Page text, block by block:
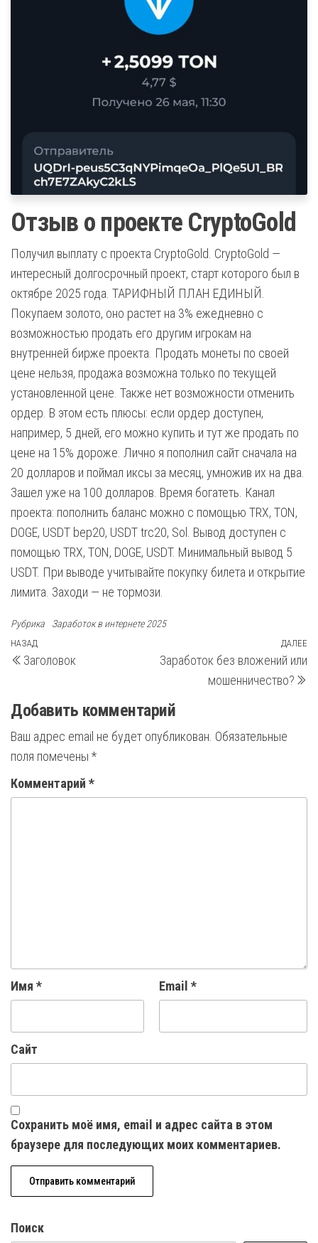
Отзыв о проекте CryptoGold
Получил выплату с проекта CryptoGold. CryptoGold —
интересный долгосрочный проект, старт которого был в
октябре 2025 года. ТАРИФНЫЙ ПЛАН ЕДИНЫЙ.
Покупаем золото, оно растет на 3% ежедневно с
возможностью продать его другим игрокам на
внутренней бирже проекта. Продать монеты по своей
цене нельзя, продажа возможна только по текущей
установленной цене. Также нет возможности отменить
ордер. В этом есть плюсы: если ордер доступен,
например, 5 дней, его можно купить и тут же продать по
цене на 15% дороже. Лично я пополнил сайт сначала на
20 долларов и поймал иксы за месяц, умножив их на два.
Зашел уже на 100 долларов. Время богатеть. Канал
проекта: пополнить баланс можно с помощью TRX, TON,
DOGE, USDT bep20, USDT trc20, Sol. Вывод доступен с
помощью TRX, TON, DOGE, USDT. Минимальный вывод 5
USDT. При выводе учитывайте покупку билета и открытие
лимита. Заходи — не тормози.
Рубрика Заработок в интернете 2025
Навигация
по
Предыдущая
запись
НАЗАД
Заголовок
ДАЛЕЕ
Заработок без вложений или
мошенничество?
Добавить комментарий
Ваш адрес email не будет опубликован. Обязательные
поля помечены *
Комментарий *
Имя * Email *
Сайт
Сохранить моё имя, email и адрес сайта в этом
браузере для последующих моих комментариев.
Поиск